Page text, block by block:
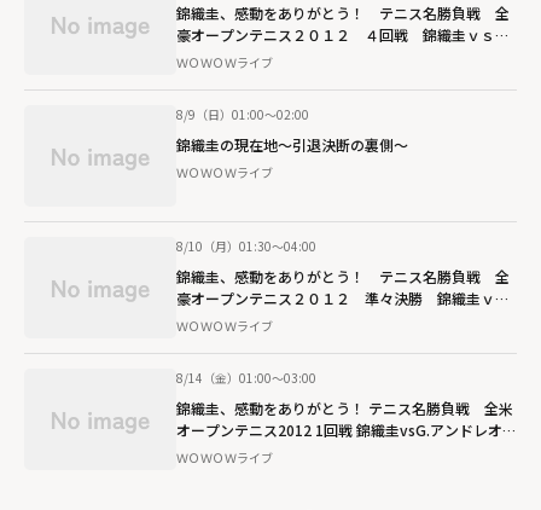
錦織圭、感動をありがとう！ テニス名勝負戦 全
豪オープンテニス２０１２ ４回戦 錦織圭ｖｓ
Ｊ．ツォンガ
ＷＯＷＯＷライブ
8/9（日）01:00～02:00
錦織圭の現在地～引退決断の裏側～
ＷＯＷＯＷライブ
8/10（月）01:30～04:00
錦織圭、感動をありがとう！ テニス名勝負戦 全
豪オープンテニス２０１２ 準々決勝 錦織圭ｖｓ
Ａ．マレー
ＷＯＷＯＷライブ
8/14（金）01:00～03:00
錦織圭、感動をありがとう！ テニス名勝負戦 全米
オープンテニス2012 1回戦 錦織圭vsG.アンドレオッ
シ
ＷＯＷＯＷライブ